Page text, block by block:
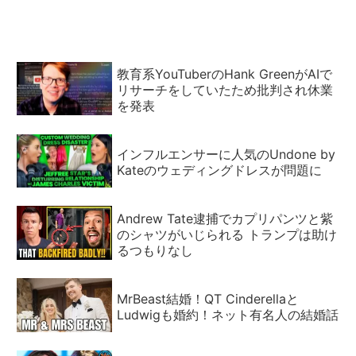
教育系YouTuberのHank GreenがAIで
リサーチをしていたため批判され休業
を発表
インフルエンサーに人気のUndone by
Kateのウェディングドレスが問題に
Andrew Tate逮捕でカプリパンツと紫
のシャツがいじられる トランプは助け
るつもりなし
MrBeast結婚！QT Cinderellaと
Ludwigも婚約！ネット有名人の結婚話